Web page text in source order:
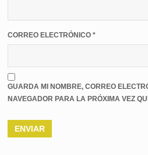
CORREO ELECTRÓNICO *
GUARDA MI NOMBRE, CORREO
NAVEGADOR PARA LA PRÓXIMA VEZ